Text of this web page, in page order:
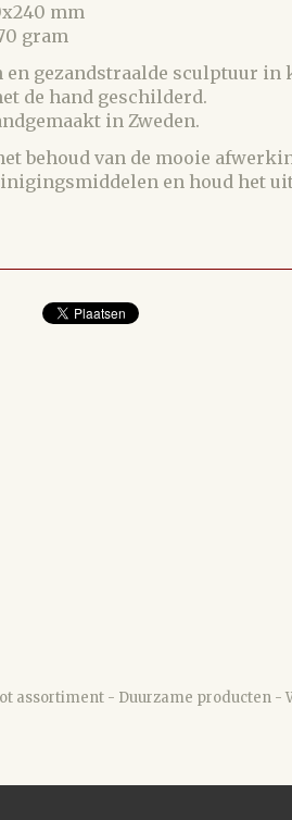
mm
gram
en gezandstraalde sculptuur in
de hand geschilderd.
in Zweden.
behoud van de mooie
en houd het
- Duurzame producten -